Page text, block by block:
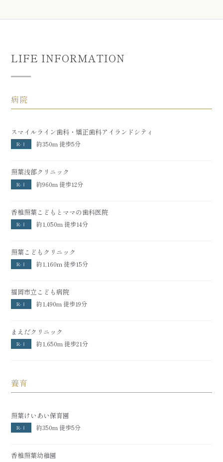
LIFE INFORMATION
病院
スマイルライン歯科・矯正歯科アイランドシティ
R-Ⅰ 約350m 徒歩5分
照葉浅部クリニック
R-Ⅰ 約960m 徒歩12分
香椎照葉こどもとママの歯科医院
R-Ⅰ 約1,050m 徒歩14分
照葉こどもクリニック
R-Ⅰ 約1,160m 徒歩15分
福岡市立こども病院
R-Ⅰ 約1,490m 徒歩19分
まえだクリニック
R-Ⅰ 約1,650m 徒歩21分
養育
照葉けいあい保育園
R-Ⅰ 約350m 徒歩5分
香椎照葉幼稚園